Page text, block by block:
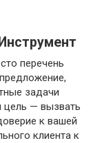
перечень
задачи
цель — вызвать
к вашей
клиента к